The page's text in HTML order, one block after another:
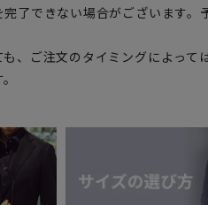
了できない場合がございます。
、ご注文のタイミングによって